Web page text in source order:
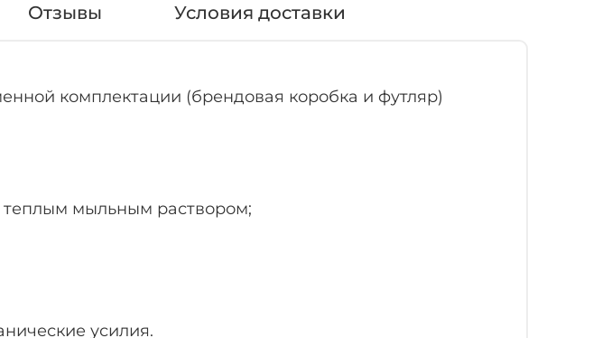
Отзывы Условия доставки
комплектации (брендовая коробка и футляр)
мыльным раствором;
усилия.